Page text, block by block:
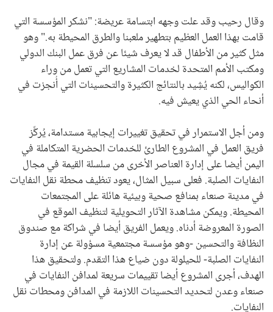
وقال رحيب وقد علت وجهه ابتسامة عريضة: "نشكر المؤسسة التي
قامت بهذا العمل العظيم بتطهير ملعبنا والطرق المحيطة به." وهو
مثل كثير من الأطفال قد لا يعرف شيئا عن فرق عمل البنك الدولي
ومكتب الأمم المتحدة لخدمات المشاريع التي تعمل من وراء
الكواليس، لكنه يُشِيد بالنتائج الكثيرة والتحسينات التي أُنجزت في
أنحاء الحي الذي يعيش فيه.
ومن أجل الاستمرار في تحقيق تغييرات إيجابية مستدامة، يُركِّز
فريق العمل في المشروع الطارئ للخدمات الحضرية المتكاملة في
اليمن أيضا على إدارة العناصر الأخرى من سلسلة القيمة في مجال
النفايات الصلبة. فعلى سبيل المثال، يعود تنظيف محطة نقل النفايات
في مدينة صنعاء بمنافع صحية وبيئية هائلة على المجتمعات
المحيطة. ويمكن مشاهدة الآثار التحويلية لتنظيف الموقع في
الصورة المعروضة أدناه. ويعمل الفريق أيضا في شراكة مع صندوق
النظافة والتحسين -وهو مؤسسة مجتمعية مسؤولة عن إدارة
النفايات الصلبة- للحيلولة دون ضياع هذا التقدم. ولتحقيق هذا
الهدف، أجرى المشروع أيضا تقييمات سريعة لمدافن النفايات في
صنعاء وعدن لتحديد التحسينات اللازمة في المدافن ومحطات نقل
النفايات.